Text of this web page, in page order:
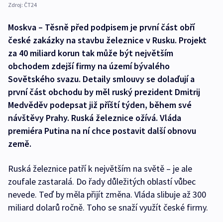
Zdroj: ČT24
Moskva – Těsně před podpisem je první část obří
české zakázky na stavbu železnice v Rusku. Projekt
za 40 miliard korun tak může být největším
obchodem zdejší firmy na území bývalého
Sovětského svazu. Detaily smlouvy se dolaďují a
první část obchodu by měl ruský prezident Dmitrij
Medvěděv podepsat již příští týden, během své
návštěvy Prahy. Ruská železnice ožívá. Vláda
premiéra Putina na ní chce postavit další obnovu
země.
Ruská železnice patří k největším na světě – je ale
zoufale zastaralá. Do řady důležitých oblastí vůbec
nevede. Teď by měla přijít změna. Vláda slibuje až 300
miliard dolarů ročně. Toho se snaží využít české firmy.